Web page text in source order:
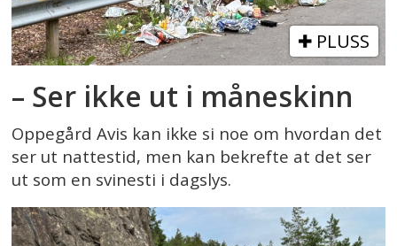
PLUSS
– Ser ikke ut i måneskinn
Oppegård Avis kan ikke si noe om hvordan det
ser ut nattestid, men kan bekrefte at det ser
ut som en svinesti i dagslys.